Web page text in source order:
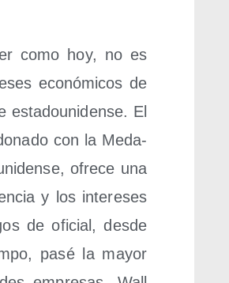
como hoy, no es
eco­nó­mi­cos de
esta­dou­ni­den­se. El
con la Meda­
ofre­ce una
y los intere­ses
de ofi­cial, des­de
pasé la mayor